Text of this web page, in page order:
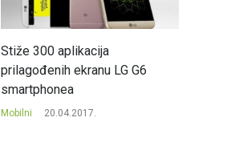
Stiže 300 aplikacija
prilagođenih ekranu LG G6
smartphonea
Mobilni 20.04.2017.